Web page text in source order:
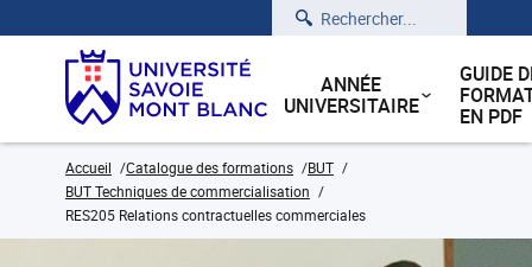
Rechercher
ANNÉE
UNIVERSITAIRE
GUIDE
EN PDF
Accueil Catalogue des formations
BUT
BUT Techniques de commercialisation
RES205 Relations contractuelles commerciales